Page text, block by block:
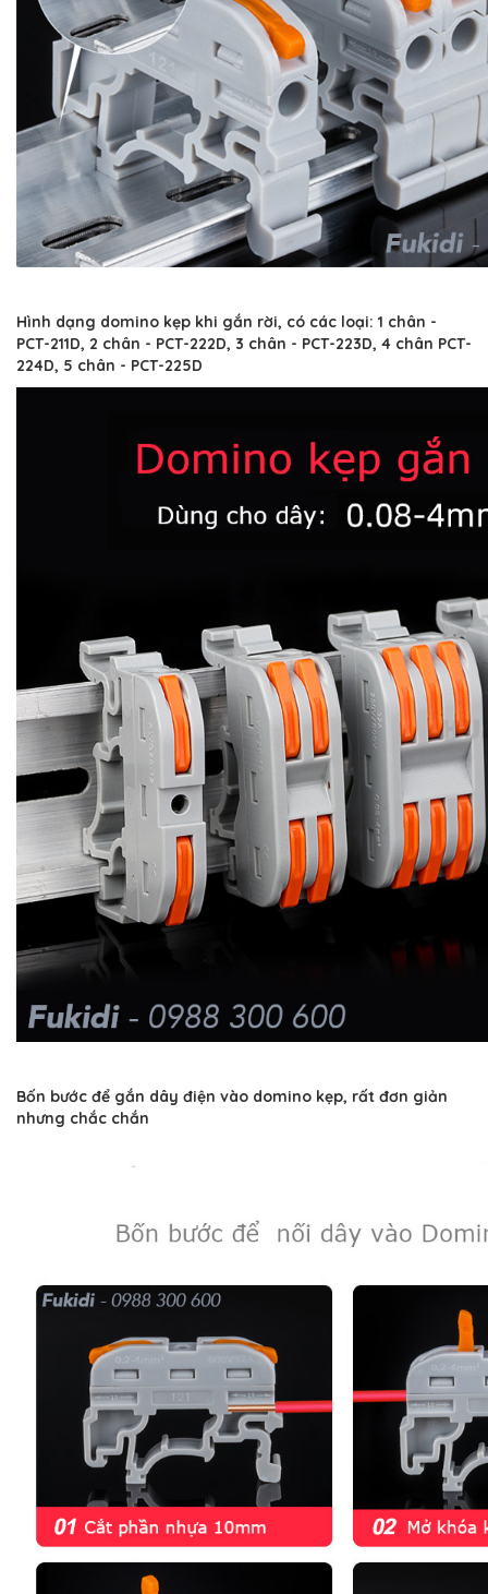
Hình dạng domino kẹp khi gắn rời, có các loại: 1 chân -
PCT-211D, 2 chân - PCT-222D, 3 chân - PCT-223D, 4 chân PCT-
224D, 5 chân - PCT-225D
Bốn bước để gắn dây điện vào domino kẹp, rất đơn giản
nhưng chắc chắn